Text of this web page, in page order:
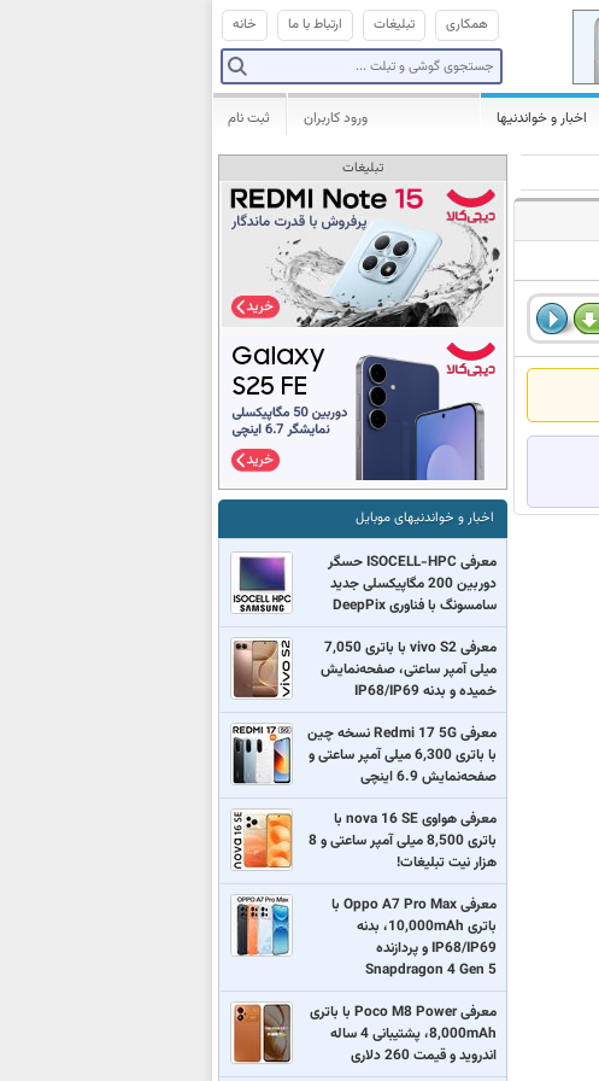
خانه ارتباط با ما تبلیغات همکاری
اخبار و خواندنیها ثبت نام ورود کاربران
تبلیغات
اخبار و خواندنیهای موبایل
معرفی ISOCELL-HPC حسگر
دوربین 200 مگاپیکسلی جدید
سامسونگ با فناوری DeepPix
معرفی vivo S2 با باتری 7,050
میلی آمپر ساعتی، صفحه‌نمایش
خمیده و بدنه IP68/IP69
معرفی Redmi 17 5G نسخه چین
با باتری 6,300 میلی آمپر ساعتی و
صفحه‌نمایش 6.9 اینچی
معرفی هواوی nova 16 SE با
باتری 8,500 میلی آمپر ساعتی و 8
هزار نیت تبلیغات!
معرفی Oppo A7 Pro Max با
باتری 10,000mAh، بدنه
IP68/IP69 و پردازنده
Snapdragon 4 Gen 5
معرفی Poco M8 Power با باتری
8,000mAh، پشتیبانی 4 ساله
اندروید و قیمت 260 دلاری